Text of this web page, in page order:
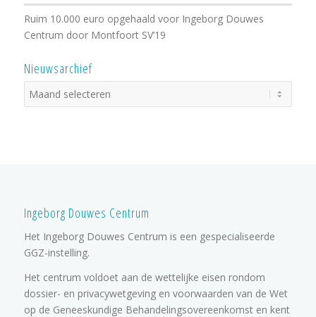
Ruim 10.000 euro opgehaald voor Ingeborg Douwes
Centrum door Montfoort SV’19
Nieuwsarchief
Ingeborg Douwes Centrum
Het Ingeborg Douwes Centrum is een gespecialiseerde
GGZ-instelling.
Het centrum voldoet aan de wettelijke eisen rondom
dossier- en privacywetgeving en voorwaarden van de Wet
op de Geneeskundige Behandelingsovereenkomst en kent